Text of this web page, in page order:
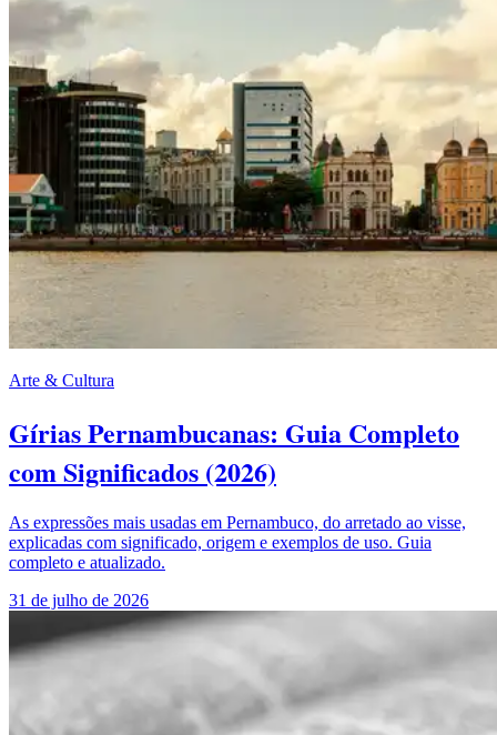
Arte & Cultura
Gírias Pernambucanas: Guia Completo
com Significados (2026)
As expressões mais usadas em Pernambuco, do arretado ao visse,
explicadas com significado, origem e exemplos de uso. Guia
completo e atualizado.
31 de julho de 2026